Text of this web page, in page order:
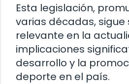
Esta legislación,
varias décadas, sigue
relevante en la
implicaciones
desarrollo y la
deporte en el país.